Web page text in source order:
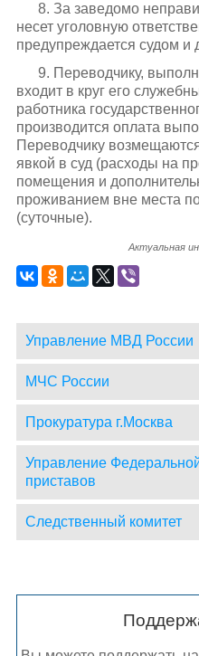
8. За заведомо
несет уголовную
предупреждается судом и
9. Переводчику,
входит в круг его
работника
производится оплата
Переводчику
явкой в суд (расходы на
помещения и
проживанием вне места
(суточные).
Актуальная
Управление МВД России
МЧС России
Прокуратура г.Москва
Управление
приставов
Следственный комитет